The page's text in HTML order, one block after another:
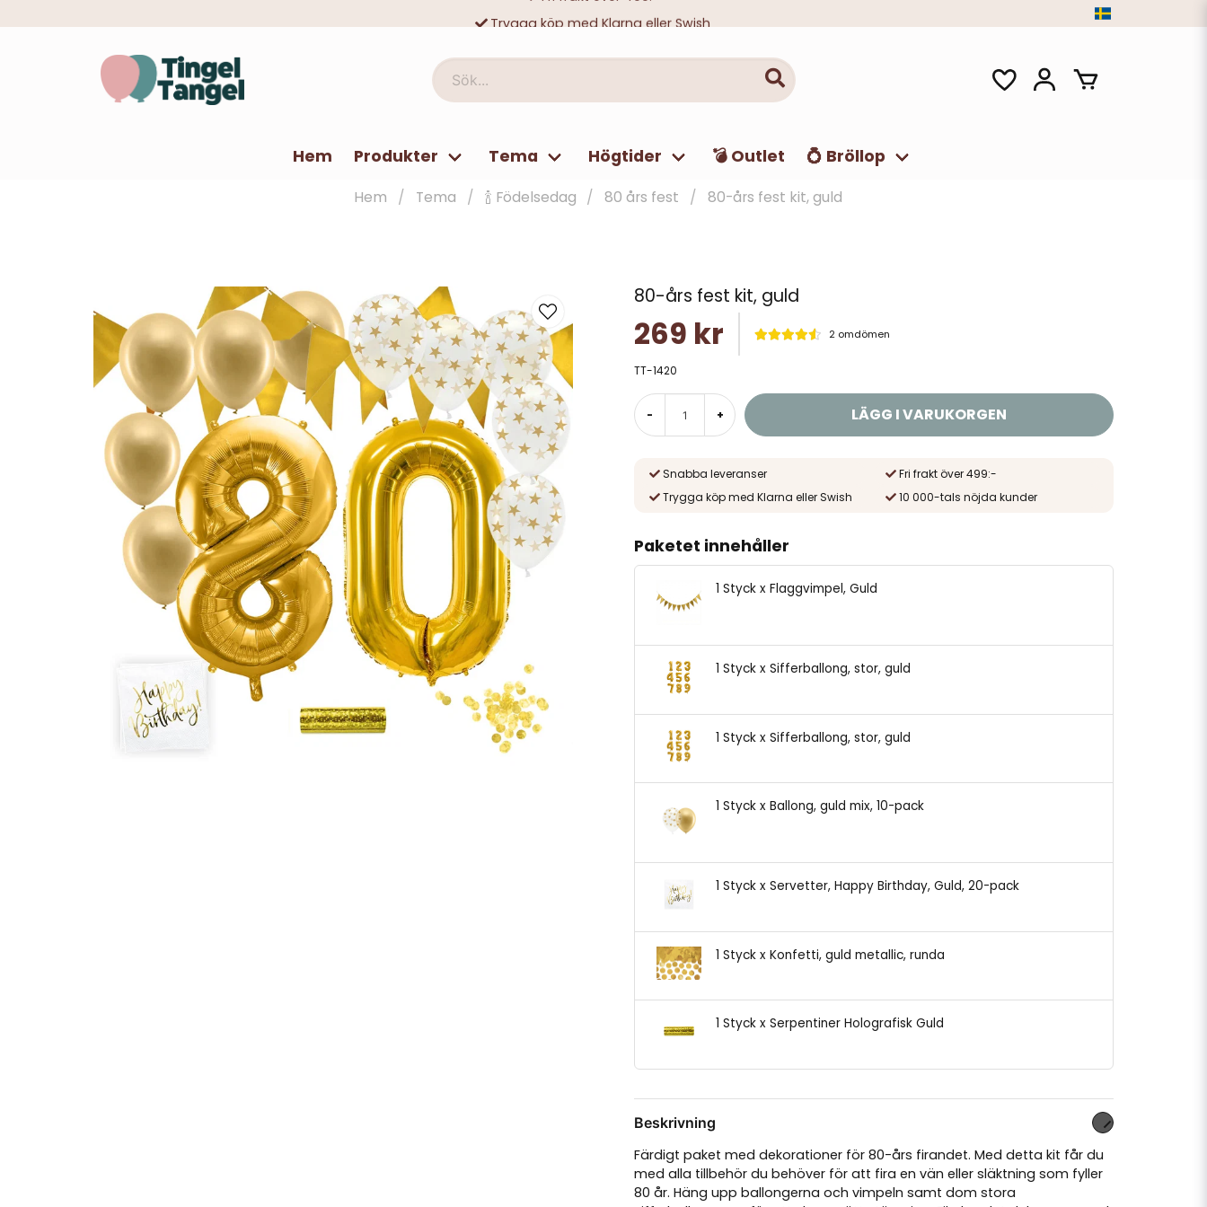
Trygga köp med Klarna eller Swish
Sök...
Hem Produkter Tema Högtider 💣 Outlet 💍 Bröllop
Hem Tema 🍾 Födelsedag 80 års fest 80-års fest kit, guld
80-års fest kit, guld
269 kr 2 omdömen
TT-1420
- + LÄGG I VARUKORGEN
Snabba leveranser
Fri frakt över 499:-
Trygga köp med Klarna eller Swish
10 000-tals nöjda kunder
Paketet innehåller
1 Styck x Flaggvimpel, Guld
1 Styck x Sifferballong, stor, guld
1 Styck x Sifferballong, stor, guld
1 Styck x Ballong, guld mix, 10-pack
1 Styck x Servetter, Happy Birthday, Guld, 20-pack
1 Styck x Konfetti, guld metallic, runda
1 Styck x Serpentiner Holografisk Guld
Beskrivning
Färdigt paket med dekorationer för 80-års firandet. Med detta kit får du
med alla tillbehör du behöver för att fira en vän eller släktning som fyller
80 år. Häng upp ballongerna och vimpeln samt dom stora